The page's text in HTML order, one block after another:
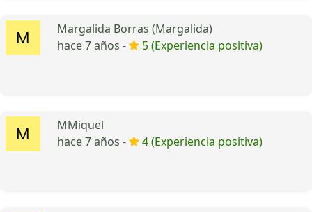
Margalida Borras (Margalida)
hace 7 años -
5 (Experiencia positiva)
MMiquel
hace 7 años -
4 (Experiencia positiva)